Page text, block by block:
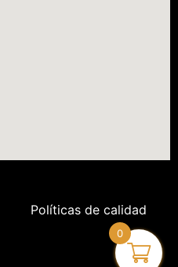
Políticas de calidad
0